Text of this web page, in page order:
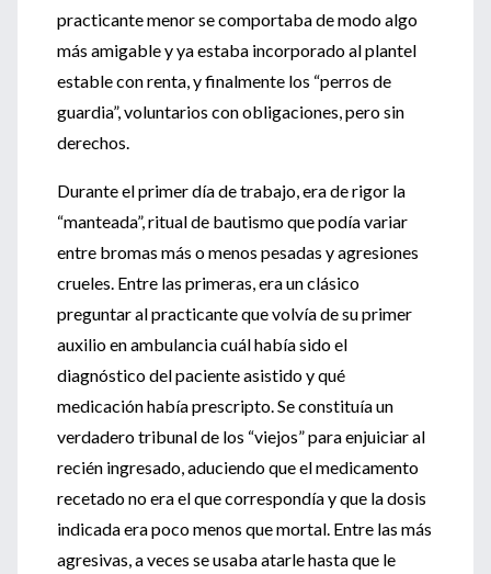
practicante menor se comportaba de modo algo
más amigable y ya estaba incorporado al plantel
estable con renta, y finalmente los “perros de
guardia”, voluntarios con obligaciones, pero sin
derechos.
Durante el primer día de trabajo, era de rigor la
“manteada”, ritual de bautismo que podía variar
entre bromas más o menos pesadas y agresiones
crueles. Entre las primeras, era un clásico
preguntar al practicante que volvía de su primer
auxilio en ambulancia cuál había sido el
diagnóstico del paciente asistido y qué
medicación había prescripto. Se constituía un
verdadero tribunal de los “viejos” para enjuiciar al
recién ingresado, aduciendo que el medicamento
recetado no era el que correspondía y que la dosis
indicada era poco menos que mortal. Entre las más
agresivas, a veces se usaba atarle hasta que le